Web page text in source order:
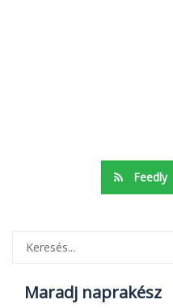
Feedly
Maradj naprakész